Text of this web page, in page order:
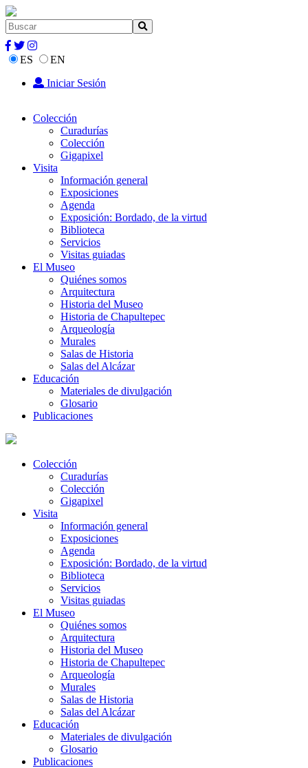
ES
EN
Iniciar Sesión
Colección
Curadurías
Colección
Gigapixel
Visita
Información general
Exposiciones
Agenda
Exposición: Bordado, de la virtud
Biblioteca
Servicios
Visitas guiadas
El Museo
Quiénes somos
Arquitectura
Historia del Museo
Historia de Chapultepec
Arqueología
Murales
Salas de Historia
Salas del Alcázar
Educación
Materiales de divulgación
Glosario
Publicaciones
Colección
Curadurías
Colección
Gigapixel
Visita
Información general
Exposiciones
Agenda
Exposición: Bordado, de la virtud
Biblioteca
Servicios
Visitas guiadas
El Museo
Quiénes somos
Arquitectura
Historia del Museo
Historia de Chapultepec
Arqueología
Murales
Salas de Historia
Salas del Alcázar
Educación
Materiales de divulgación
Glosario
Publicaciones